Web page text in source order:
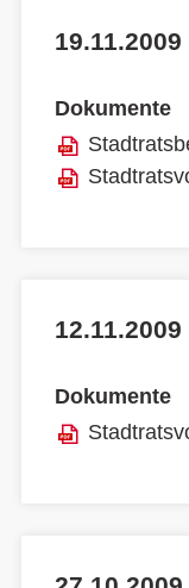
Dokumente
Dokumente